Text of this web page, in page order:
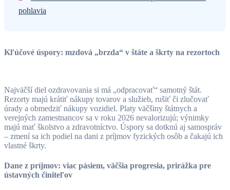
pohlavia
Kľúčové úspory: mzdová „brzda“ v štáte a škrty na rezortoch
Najväčší diel ozdravovania si má „odpracovať“ samotný štát.
Rezorty majú krátiť nákupy tovarov a služieb, rušiť či zlučovať
úrady a obmedziť nákupy vozidiel. Platy väčšiny štátnych a
verejných zamestnancov sa v roku 2026 nevalorizujú; výnimky
majú mať školstvo a zdravotníctvo. Úspory sa dotknú aj samospráv
– zmení sa ich podiel na dani z príjmov fyzických osôb a čakajú ich
vlastné škrty.
Dane z príjmov: viac pásiem, väčšia progresia, prirážka pre
ústavných činiteľov